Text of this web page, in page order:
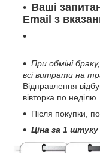
Ваші
Email з
При обміні
всі витрати на
Відправлення
вівторка по неділю.
Після покупки,
Ціна за 1 штуку